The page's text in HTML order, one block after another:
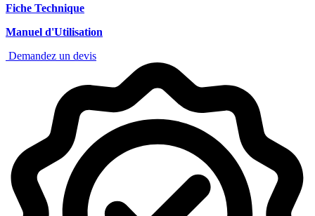
Fiche Technique
Manuel d'Utilisation
Demandez un devis